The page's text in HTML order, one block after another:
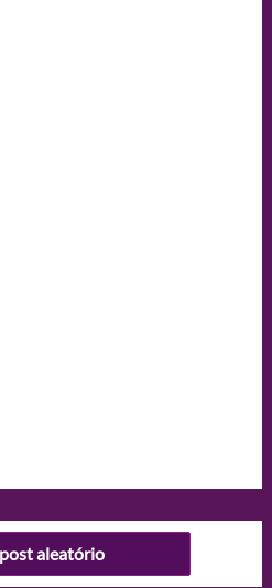
aleatório